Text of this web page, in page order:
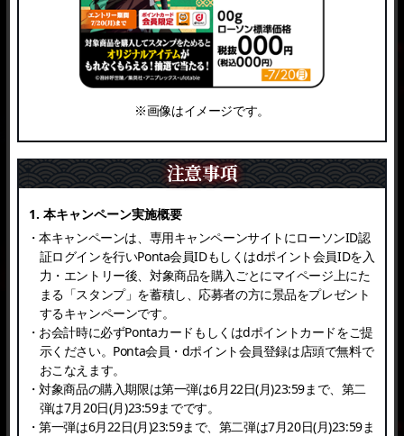
※画像はイメージです。
注意事項
1. 本キャンペーン実施概要
・本キャンペーンは、専用キャンペーンサイトにローソンID認
証ログインを行いPonta会員IDもしくはdポイント会員IDを入
力・エントリー後、対象商品を購入ごとにマイページ上にた
まる「スタンプ」を蓄積し、応募者の方に景品をプレゼント
するキャンペーンです。
・お会計時に必ずPontaカードもしくはdポイントカードをご提
示ください。Ponta会員・dポイント会員登録は店頭で無料で
おこなえます。
・対象商品の購入期限は第一弾は6月22日(月)23:59まで、第二
弾は7月20日(月)23:59までです。
・第一弾は6月22日(月)23:59まで、第二弾は7月20日(月)23:59ま